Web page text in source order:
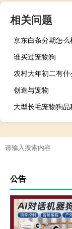
相关问题
京东白条分期怎么
谁买过宠物狗
农村大年初二有什
创造与宠物
大型长毛宠物狗品
公告